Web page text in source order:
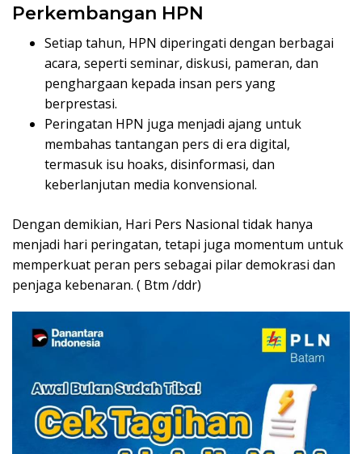
Perkembangan HPN
Setiap tahun, HPN diperingati dengan berbagai
acara, seperti seminar, diskusi, pameran, dan
penghargaan kepada insan pers yang
berprestasi.
Peringatan HPN juga menjadi ajang untuk
membahas tantangan pers di era digital,
termasuk isu hoaks, disinformasi, dan
keberlanjutan media konvensional.
Dengan demikian, Hari Pers Nasional tidak hanya
menjadi hari peringatan, tetapi juga momentum untuk
memperkuat peran pers sebagai pilar demokrasi dan
penjaga kebenaran. ( Btm /ddr)